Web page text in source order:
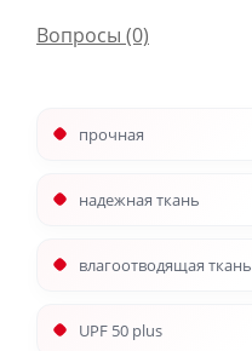
Вопросы (0)
прочная
надежная ткань
влагоотводящая ткань
UPF 50 plus